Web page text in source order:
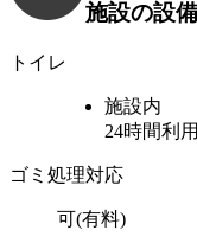
施設の設備
トイレ
施設内
24時間利
ゴミ処理対応
可(有料)